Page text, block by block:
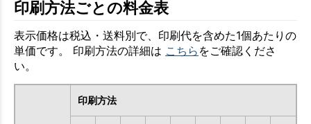
印刷方法ごとの料金表
表示価格は税込・送料別で、印刷代を含めた1個あたりの
単価です。 印刷方法の詳細は こちら をご確認くださ
い。
印刷方法